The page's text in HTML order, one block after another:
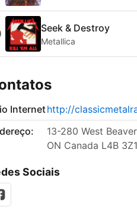
Seek & Destroy
Metallica
Internethttp://
13-280 West
ON Canada L4B 3Z1
Sociais